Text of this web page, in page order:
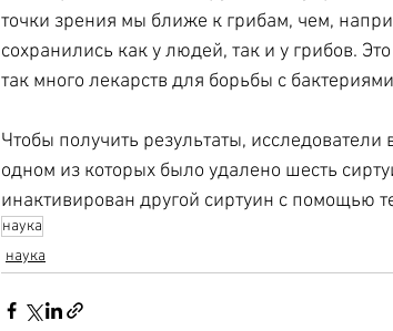
точки зрения мы ближе к грибам, чем,
сохранились как у людей, так и у грибов.
так много лекарств для борьбы с
Чтобы получить результаты,
одном из которых было удалено шесть
инактивирован другой сиртуин с помощью
наука
наука